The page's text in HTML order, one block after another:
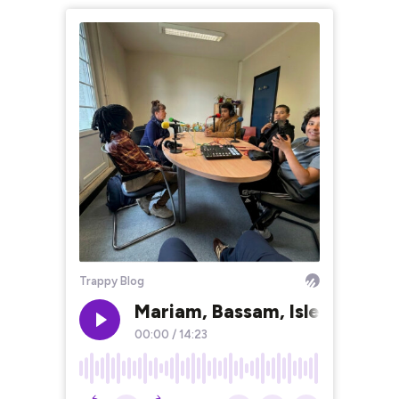
Trappy Blog
Mariam, Bassam, Islem et
00:00 / 14:23